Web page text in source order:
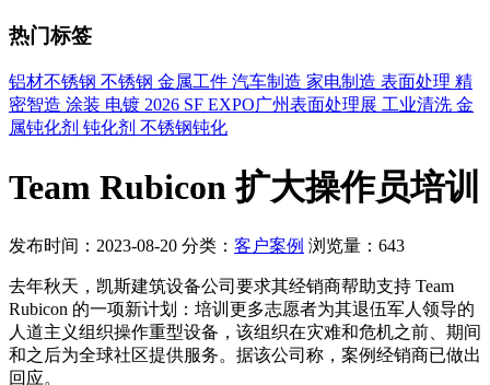
热门标签
铝材不锈钢 不锈钢 金属工件 汽车制造 家电制造 表面处理 精
密智造 涂装 电镀 2026 SF EXPO广州表面处理展 工业清洗 金
属钝化剂 钝化剂 不锈钢钝化
Team Rubicon 扩大操作员培训
发布时间：2023-08-20 分类： 客户案例 浏览量：643
去年秋天，凯斯建筑设备公司要求其经销商帮助支持 Team
Rubicon 的一项新计划：培训更多志愿者为其退伍军人领导的
人道主义组织操作重型设备，该组织在灾难和危机之前、期间
和之后为全球社区提供服务。据该公司称，案例经销商已做出
回应。